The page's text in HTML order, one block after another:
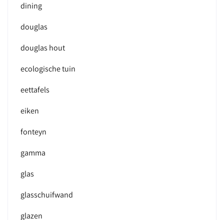
dining
douglas
douglas hout
ecologische tuin
eettafels
eiken
fonteyn
gamma
glas
glasschuifwand
glazen